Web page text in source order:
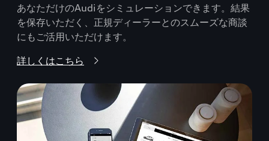
あなただけのAudiをシミュレーションできます。結果
を保存いただく、正規ディーラーとのスムーズな商談
にもご活用いただけます。
詳しくはこちら